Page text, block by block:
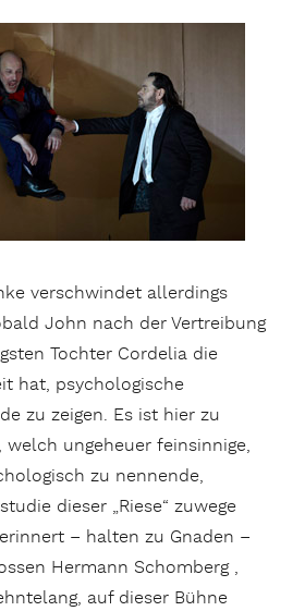
verschwindet allerdings
John nach der Vertreibung
Tochter Cordelia die
hat, psychologische
zu zeigen. Es ist hier zu
welch ungeheuer feinsinnige,
zu nennende,
dieser „Riese“ zuwege
– halten zu Gnaden –
Hermann Schomberg ,
auf dieser Bühne